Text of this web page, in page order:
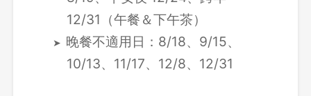
12/31（午餐＆下午茶）
晚餐不適用日：8/18、9/15、
10/13、11/17、12/8、12/31